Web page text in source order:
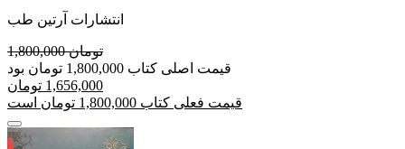
انتشارات آرتین طب
1,800,000 تومان
قیمت اصلی کتاب 1,800,000 تومان بود
1,656,000 تومان
قیمت فعلی کتاب 1,800,000 تومان است